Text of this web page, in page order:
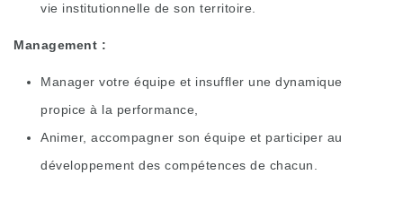
vie institutionnelle de son territoire.
Management :
Manager votre équipe et insuffler une dynamique
propice à la performance,
Animer, accompagner son équipe et participer au
développement des compétences de chacun.